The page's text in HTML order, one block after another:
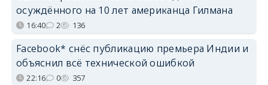
осуждённого на 10 лет американца Гилмана
16:40 2 136
Facebook* снёс публикацию премьера Индии и
объяснил всё технической ошибкой
22:16 0 357